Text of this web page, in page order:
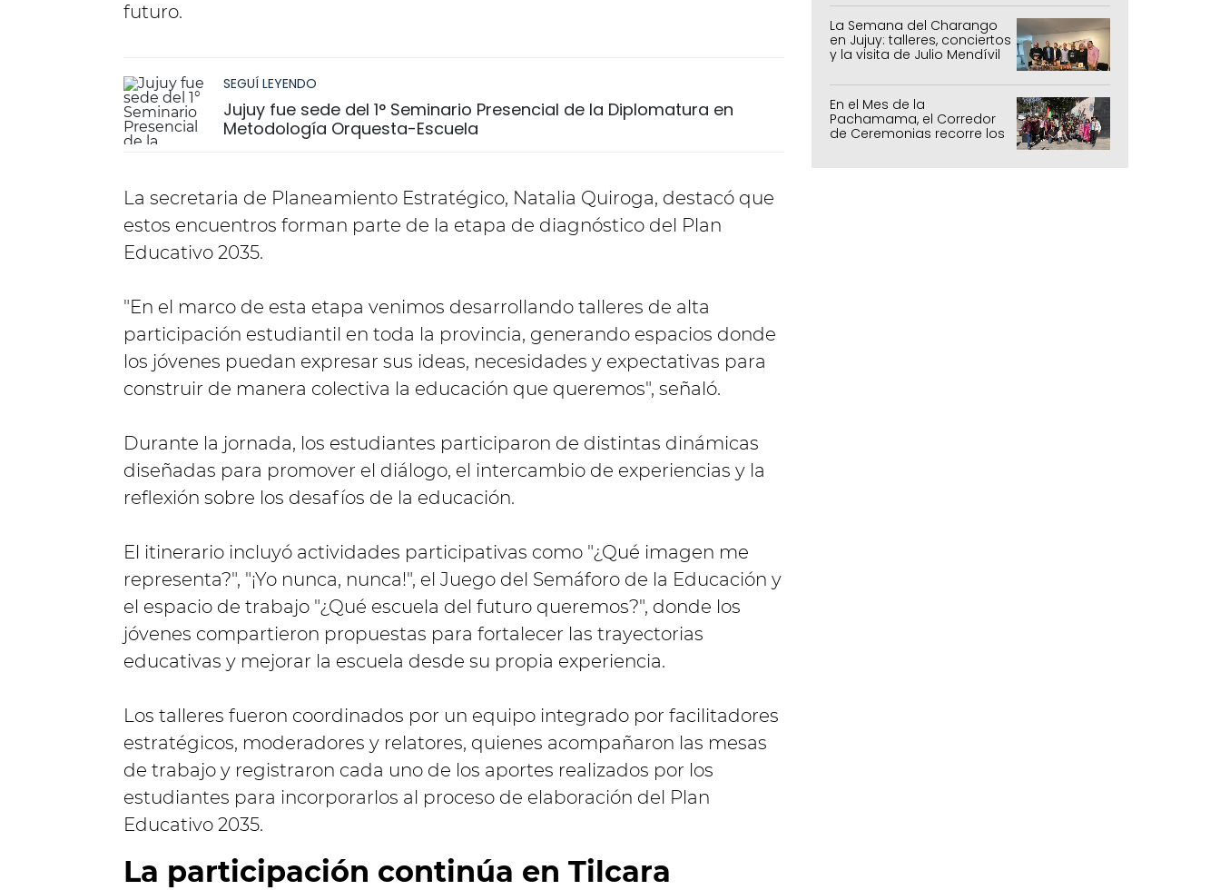
futuro.
SEGUÍ LEYENDO
Jujuy fue sede del 1° Seminario Presencial de la Diplomatura en
Metodología Orquesta-Escuela
La secretaria de Planeamiento Estratégico, Natalia Quiroga, destacó que
estos encuentros forman parte de la etapa de diagnóstico del Plan
Educativo 2035.
"En el marco de esta etapa venimos desarrollando talleres de alta
participación estudiantil en toda la provincia, generando espacios donde
los jóvenes puedan expresar sus ideas, necesidades y expectativas para
construir de manera colectiva la educación que queremos", señaló.
Durante la jornada, los estudiantes participaron de distintas dinámicas
diseñadas para promover el diálogo, el intercambio de experiencias y la
reflexión sobre los desafíos de la educación.
El itinerario incluyó actividades participativas como "¿Qué imagen me
representa?", "¡Yo nunca, nunca!", el Juego del Semáforo de la Educación y
el espacio de trabajo "¿Qué escuela del futuro queremos?", donde los
jóvenes compartieron propuestas para fortalecer las trayectorias
educativas y mejorar la escuela desde su propia experiencia.
Los talleres fueron coordinados por un equipo integrado por facilitadores
estratégicos, moderadores y relatores, quienes acompañaron las mesas
de trabajo y registraron cada uno de los aportes realizados por los
estudiantes para incorporarlos al proceso de elaboración del Plan
Educativo 2035.
La participación continúa en Tilcara
La Semana del Charango
en Jujuy: talleres, conciertos
y la visita de Julio Mendívil
En el Mes de la
Pachamama, el Corredor
de Ceremonias recorre los